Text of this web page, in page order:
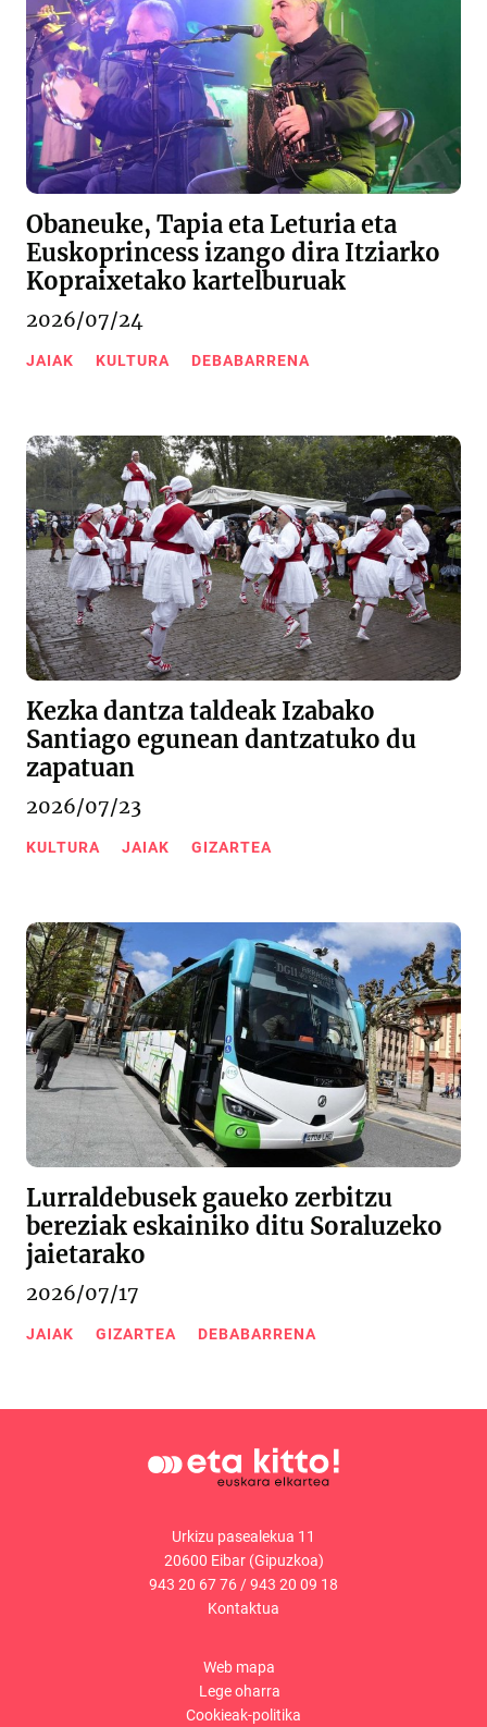
Obaneuke, Tapia eta Leturia eta
Euskoprincess izango dira Itziarko
Kopraixetako kartelburuak
2026/07/24
JAIAK KULTURA DEBABARRENA
Kezka dantza taldeak Izabako
Santiago egunean dantzatuko du
zapatuan
2026/07/23
KULTURA JAIAK GIZARTEA
Lurraldebusek gaueko zerbitzu
bereziak eskainiko ditu Soraluzeko
jaietarako
2026/07/17
JAIAK GIZARTEA DEBABARRENA
Urkizu pasealekua 11
20600 Eibar (Gipuzkoa)
943 20 67 76/943 20 09 18
Kontaktua
Web mapa
Lege oharra
Cookieak-politika